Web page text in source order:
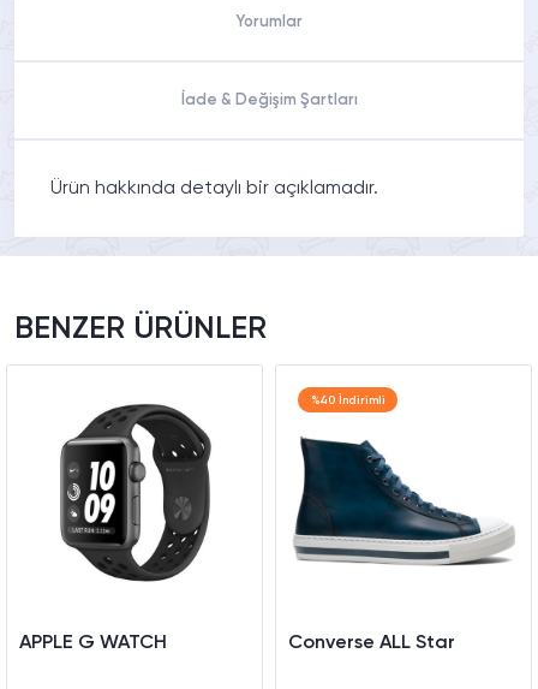
Yorumlar
İade & Değişim Şartları
Ürün hakkında detaylı bir açıklamadır.
BENZER ÜRÜNLER
APPLE G WATCH
%40 İndirimli
Converse ALL Star